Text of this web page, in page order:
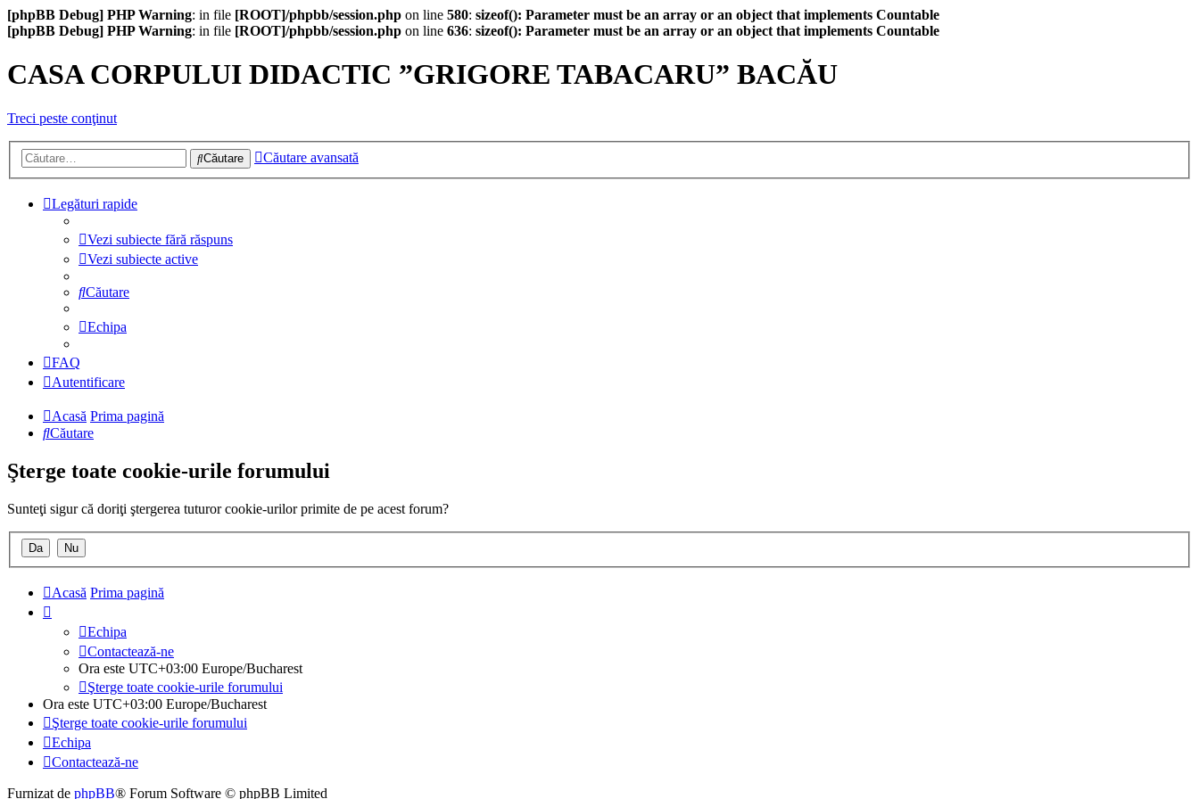
[phpBB Debug] PHP Warning: in file [ROOT]/phpbb/session.php on line 580: sizeof(): Parameter must be an array or an object that implements Countable
[phpBB Debug] PHP Warning: in file [ROOT]/phpbb/session.php on line 636: sizeof(): Parameter must be an array or an object that implements Countable
CASA CORPULUI DIDACTIC ”GRIGORE TABACARU” BACĂU
Treci peste conţinut
Căutare Căutare avansată
Legături rapide
Vezi subiecte fără răspuns
Vezi subiecte active
Căutare
Echipa
FAQ
Autentificare
Acasă Prima pagină
Căutare
Şterge toate cookie-urile forumului
Sunteţi sigur că doriţi ştergerea tuturor cookie-urilor primite de pe acest forum?
Acasă Prima pagină
Echipa
Contactează-ne
Ora este UTC+03:00 Europe/Bucharest
Şterge toate cookie-urile forumului
Ora este UTC+03:00 Europe/Bucharest
Şterge toate cookie-urile forumului
Echipa
Contactează-ne
Furnizat de phpBB® Forum Software © phpBB Limited